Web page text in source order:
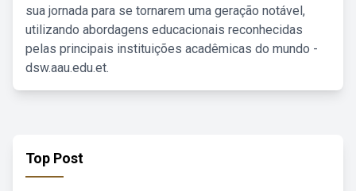
sua jornada para se tornarem uma geração notável,
utilizando abordagens educacionais reconhecidas
pelas principais instituições acadêmicas do mundo -
dsw.aau.edu.et.
Top Post